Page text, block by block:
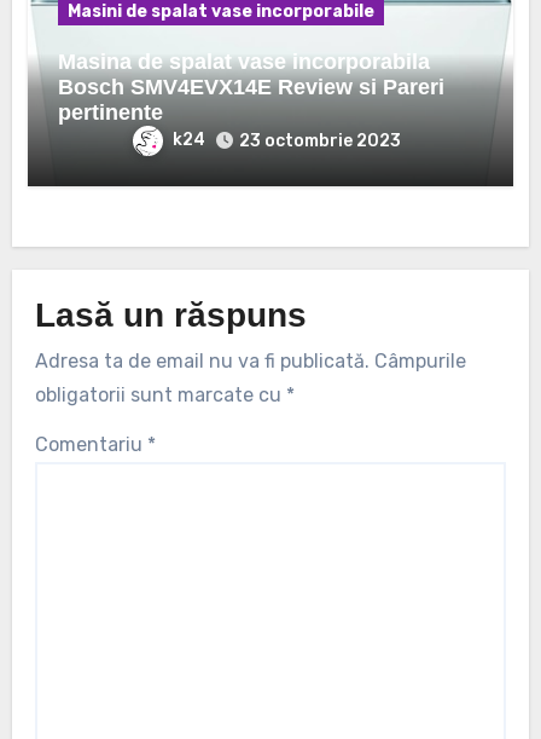
Masini de spalat vase incorporabile
Masina de spalat vase incorporabila
Bosch SMV4EVX14E Review si Pareri
pertinente
k24 23 octombrie 2023
Lasă un răspuns
Adresa ta de email nu va fi publicată. Câmpurile
obligatorii sunt marcate cu *
Comentariu *